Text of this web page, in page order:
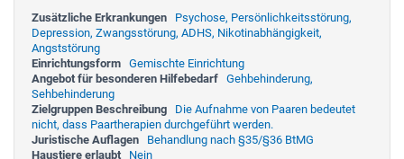
Zusätzliche Erkrankungen
Psychose, Persönlichkeitsstörung,
Depression, Zwangsstörung, ADHS, Nikotinabhängigkeit,
Angststörung
Einrichtungsform Gemischte Einrichtung
Angebot für besonderen Hilfebedarf Gehbehinderung,
Sehbehinderung
Zielgruppen Beschreibung
Die Aufnahme von Paaren bedeutet
nicht, dass Paartherapien durchgeführt werden.
Juristische Auflagen
Behandlung nach §35/§36 BtMG
Haustiere erlaubt
Nein